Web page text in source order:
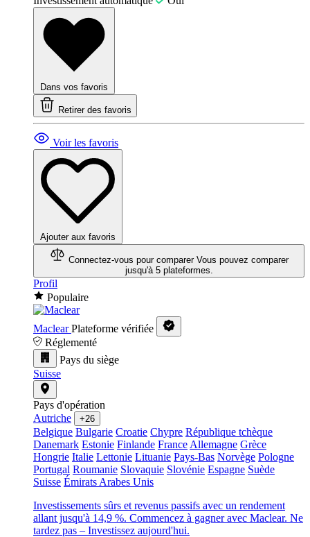
Dans vos favoris
Retirer des favoris
Voir les favoris
Ajouter aux favoris
Connectez-vous pour comparer Vous pouvez comparer
jusqu'à 5 plateformes.
Profil
Populaire
Maclear Plateforme vérifiée
Réglementé
Pays du siège
Suisse
Pays d'opération
Autriche
+26
Belgique Bulgarie Croatie Chypre République tchèque
Danemark Estonie Finlande France Allemagne Grèce
Hongrie Italie Lettonie Lituanie Pays-Bas Norvège Pologne
Portugal Roumanie Slovaquie Slovénie Espagne Suède
Suisse Émirats Arabes Unis
Investissements sûrs et revenus passifs avec un rendement
allant jusqu'à 14,9 %. Commencez à gagner avec Maclear. Ne
tardez pas – Investissez aujourd'hui.